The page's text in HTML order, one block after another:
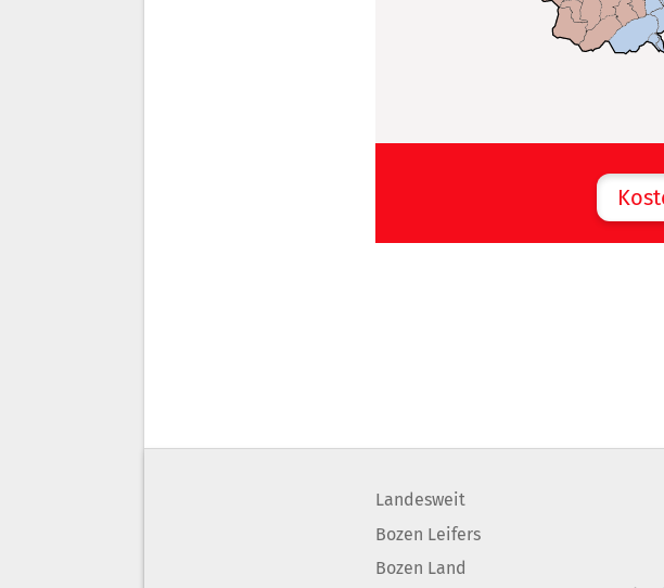
Landesweit
Bozen Leifers
Bozen Land